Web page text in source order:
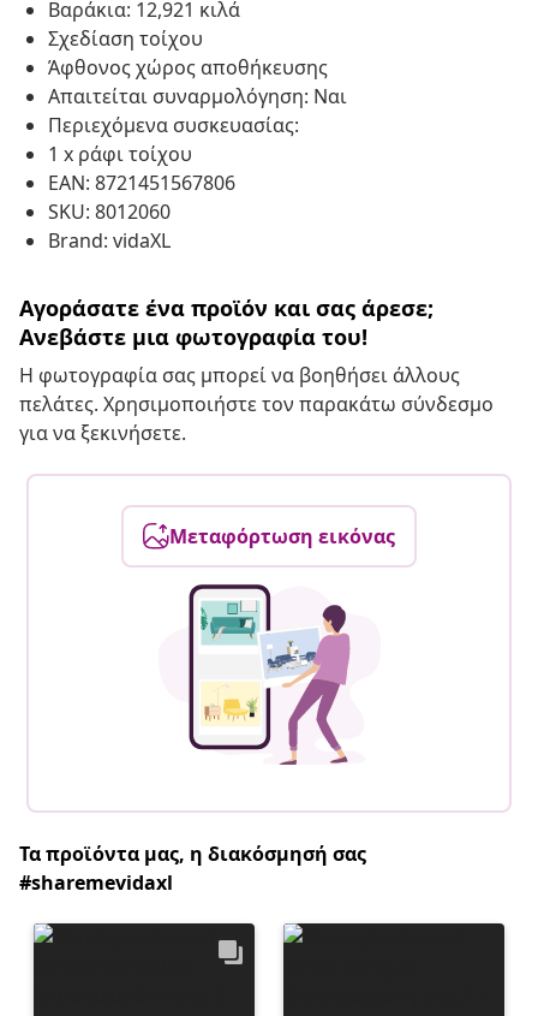
Βαράκια: 12,921 κιλά
Σχεδίαση τοίχου
Άφθονος χώρος αποθήκευσης
Απαιτείται συναρμολόγηση: Ναι
Περιεχόμενα συσκευασίας:
1 x ράφι τοίχου
EAN: 8721451567806
SKU: 8012060
Brand: vidaXL
Αγοράσατε ένα προϊόν και σας άρεσε;
Ανεβάστε μια φωτογραφία του!
Η φωτογραφία σας μπορεί να βοηθήσει άλλους
πελάτες. Χρησιμοποιήστε τον παρακάτω σύνδεσμο
για να ξεκινήσετε.
Μεταφόρτωση εικόνας
Τα προϊόντα μας, η διακόσμησή σας
#sharemevidaxl